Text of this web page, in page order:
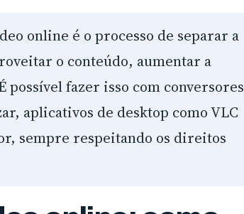
online é o processo de separar a
o conteúdo, aumentar a
fazer isso com conversores
aplicativos de desktop como VLC
sempre respeitando os direitos